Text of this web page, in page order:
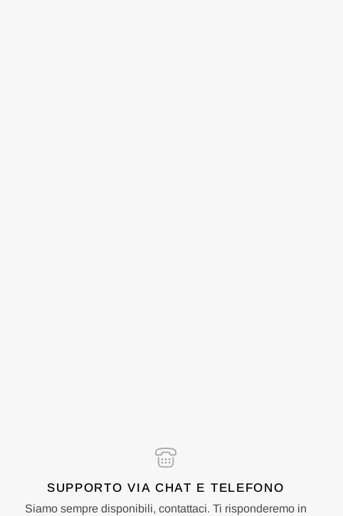
SUPPORTO VIA CHAT E TELEFONO
Siamo sempre disponibili, contattaci. Ti risponderemo in